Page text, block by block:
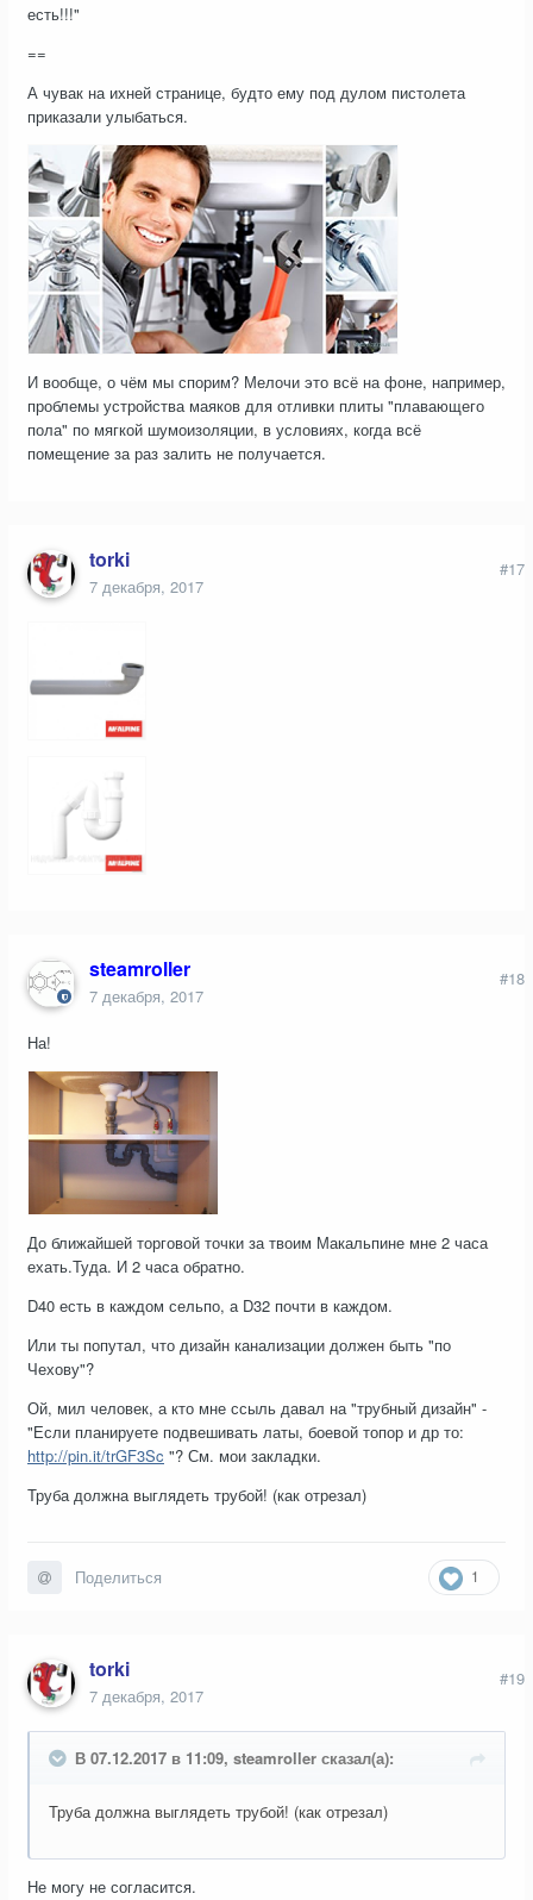
есть!!!"
==
А чувак на ихней странице, будто ему под дулом пистолета
приказали улыбаться.
И вообще, о чём мы спорим? Мелочи это всё на фоне, например,
проблемы устройства маяков для отливки плиты "плавающего
пола" по мягкой шумоизоляции, в условиях, когда всё
помещение за раз залить не получается.
torki
7 декабря, 2017
#17
steamroller
7 декабря, 2017
#18
На!
До ближайшей торговой точки за твоим Макальпине мне 2 часа
ехать.Туда. И 2 часа обратно.
D40 есть в каждом сельпо, а D32 почти в каждом.
Или ты попутал, что дизайн канализации должен быть "по
Чехову"?
Ой, мил человек, а кто мне ссыль давал на "трубный дизайн" -
"Если планируете подвешивать латы, боевой топор и др то:
http://pin.it/trGF3Sc "? См. мои закладки.
Труба должна выглядеть трубой! (как отрезал)
1
Поделиться
torki
7 декабря, 2017
#19
В 07.12.2017 в 11:09, steamroller сказал(а):
Труба должна выглядеть трубой! (как отрезал)
Не могу не согласится.